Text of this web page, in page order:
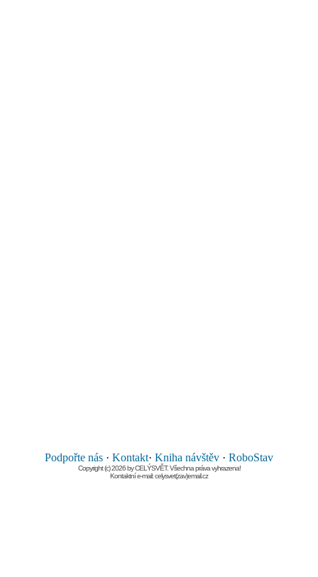
Podpořte nás · Kontakt· Kniha návštěv · RoboStav
Copyright (c) 2026 by CELÝSVĚT. Všechna práva vyhrazena!
Kontaktní e-mail: celysvet(zav)email.cz